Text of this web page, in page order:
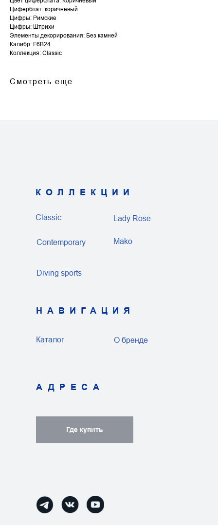
Циферблат: коричневый
Цифры: Римские
Цифры: Штрихи
Элементы декорирования: Без камней
Калибр: F6B24
Коллекция: Classic
Смотреть еще
О бренде
Каталог
Lady Rose
Diving sports
Contemporary
АДРЕСА
НАВИГАЦИЯ
КОЛЛЕКЦИИ
Classic
Mako
Где купить